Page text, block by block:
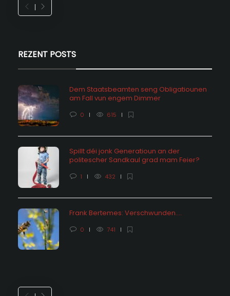
REZENT POSTS
Dem Staatsbeamten seng Obligatiounen
am Fall vun engem Dimmer
0 615
Spillt déi jonk Generatioun an der
politescher Sandkaul grad mam Feier?
1 432
Frank Bertemes: Verschwunden….
0 741